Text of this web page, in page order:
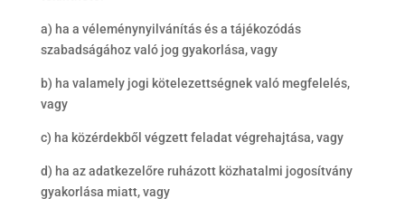
a) ha a véleménynyilvánítás és a tájékozódás
szabadságához való jog gyakorlása, vagy
b) ha valamely jogi kötelezettségnek való megfelelés,
vagy
c) ha közérdekből végzett feladat végrehajtása, vagy
d) ha az adatkezelőre ruházott közhatalmi jogosítvány
gyakorlása miatt, vagy